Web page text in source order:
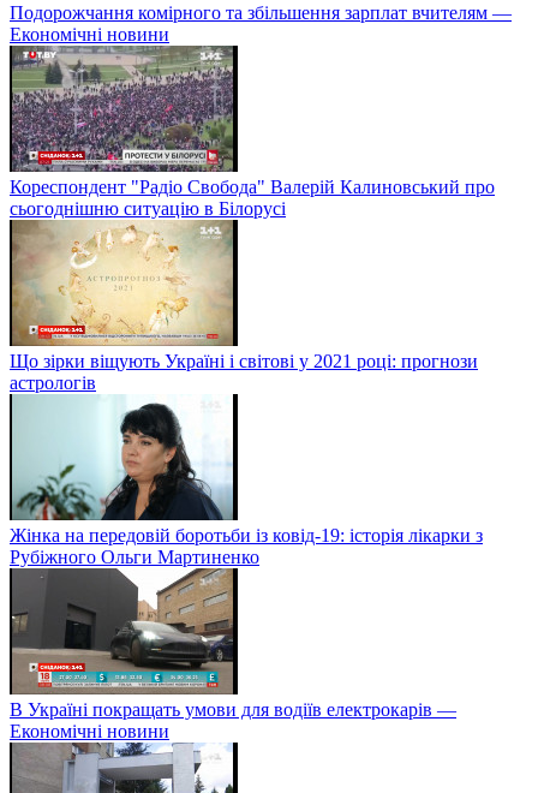
Подорожчання комірного та збільшення зарплат вчителям —
Економічні новини
Кореспондент "Радіо Свобода" Валерій Калиновський про
сьогоднішню ситуацію в Білорусі
Що зірки віщують Україні і світові у 2021 році: прогнози
астрологів
Жінка на передовій боротьби із ковід-19: історія лікарки з
Рубіжного Ольги Мартиненко
В Україні покращать умови для водіїв електрокарів —
Економічні новини